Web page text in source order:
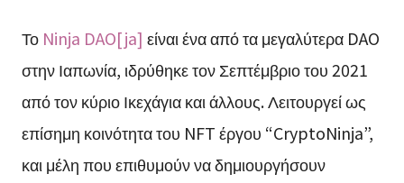
Το Ninja DAO[ja] είναι ένα από τα μεγαλύτερα DAO
στην Ιαπωνία, ιδρύθηκε τον Σεπτέμβριο του 2021
από τον κύριο Ικεχάγια και άλλους. Λειτουργεί ως
επίσημη κοινότητα του NFT έργου “CryptoNinja”,
και μέλη που επιθυμούν να δημιουργήσουν